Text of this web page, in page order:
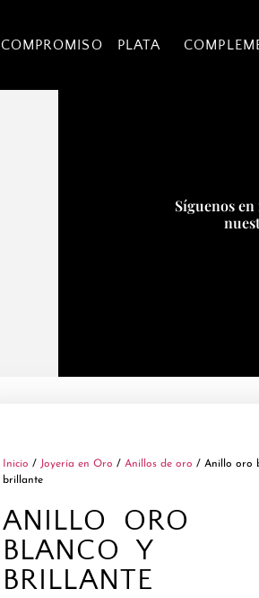
COMPROMISO PLATA
Síguenos
Inicio / Joyería en Oro / Anillos de oro / Anillo oro
brillante
ANILLO ORO
BLANCO Y
BRILLANTE